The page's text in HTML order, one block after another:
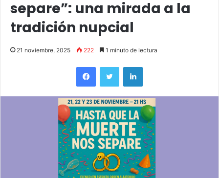
separe”: una mirada a la
tradición nupcial
21 noviembre, 2025 222 1 minuto de lectura